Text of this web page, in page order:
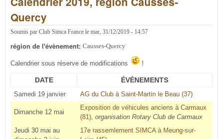
Quercy
Soumis par Club Simca France le mar, 31/12/2019 - 14:57
région de l'évènement: Causses-Quercy
Calendrier sous réserve de modifications !
DATE ÉVÈNEMENTS
Samedi 19 janvier AG du Club à Saint-Martin le Beau (37)
Dimanche 12 mai
Exposition de véhicules anciens à Carmaux
(81), organisation Rotary Club de Carmaux
Jeudi 30 mai au
17e rassemlement SIMCA à Meung-sur-